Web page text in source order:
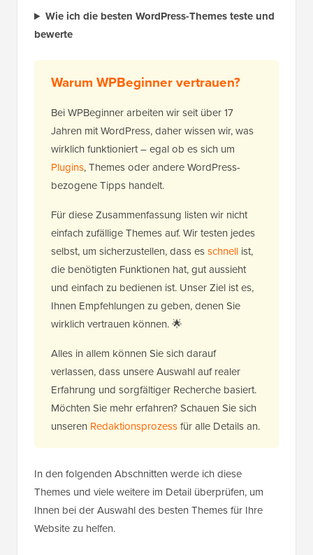
Wie ich die besten WordPress-Themes teste und
bewerte
Warum WPBeginner vertrauen?
Bei WPBeginner arbeiten wir seit über 17
Jahren mit WordPress, daher wissen wir, was
wirklich funktioniert – egal ob es sich um
Plugins, Themes oder andere WordPress-
bezogene Tipps handelt.
Für diese Zusammenfassung listen wir nicht
einfach zufällige Themes auf. Wir testen jedes
selbst, um sicherzustellen, dass esschnell ist,
die benötigten Funktionen hat, gut aussieht
und einfach zu bedienen ist. Unser Ziel ist es,
Ihnen Empfehlungen zu geben, denen Sie
wirklich vertrauen können. 🌟
Alles in allem können Sie sich darauf
verlassen, dass unsere Auswahl auf realer
Erfahrung und sorgfältiger Recherche basiert.
Möchten Sie mehr erfahren? Schauen Sie sich
unseren Redaktionsprozessfür alle Details an.
In den folgenden Abschnitten werde ich diese
Themes und viele weitere im Detail überprüfen, um
Ihnen bei der Auswahl des besten Themes für Ihre
Website zu helfen.